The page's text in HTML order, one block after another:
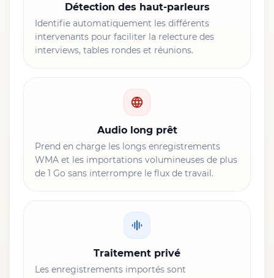
Détection des haut-parleurs
Identifie automatiquement les différents
intervenants pour faciliter la relecture des
interviews, tables rondes et réunions.
Audio long prêt
Prend en charge les longs enregistrements
WMA et les importations volumineuses de plus
de 1 Go sans interrompre le flux de travail.
Traitement privé
Les enregistrements importés sont